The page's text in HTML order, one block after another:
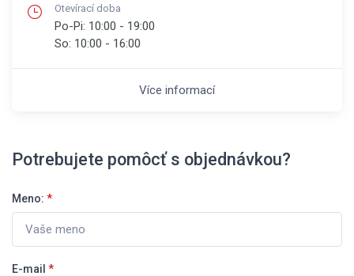
Otevírací doba
Po-Pi: 10:00 - 19:00
So: 10:00 - 16:00
Více informací
Potrebujete pomôcť s objednávkou?
Meno: *
E-mail *